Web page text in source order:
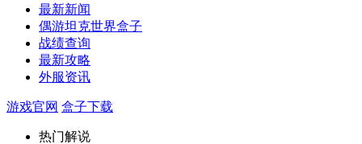
最新新闻
偶游坦克世界盒子
战绩查询
最新攻略
外服资讯
游戏官网 盒子下载
热门解说